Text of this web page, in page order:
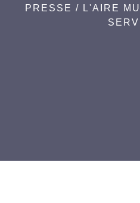
PRESSE / L'AIRE